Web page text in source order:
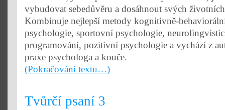
vybudovat sebedůvěru a dosáhnout svých
Kombinuje nejlepší metody kognitivně-
psychologie, sportovní psychologie,
programování, pozitivní psychologie a vychází z
praxe psychologa a kouče.
(Pokračování textu…)
Tvůrčí psaní 3